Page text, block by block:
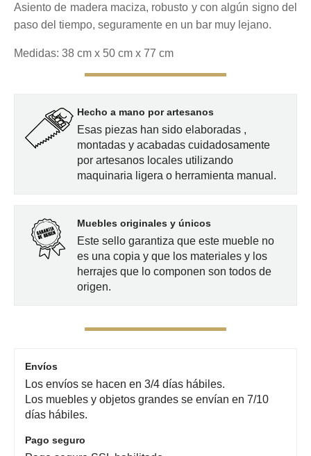
Asiento de madera maciza, robusto y con algún signo del
paso del tiempo, seguramente en un bar muy lejano.
Medidas: 38 cm x 50 cm x 77 cm
Hecho a mano por artesanos
Esas piezas han sido elaboradas ,
montadas y acabadas cuidadosamente
por artesanos locales utilizando
maquinaria ligera o herramienta manual.
Muebles originales y únicos
Este sello garantiza que este mueble no
es una copia y que los materiales y los
herrajes que lo componen son todos de
origen.
Envíos
Los envíos se hacen en 3/4 días hábiles.
Los muebles y objetos grandes se envían en 7/10
días hábiles.
Pago seguro